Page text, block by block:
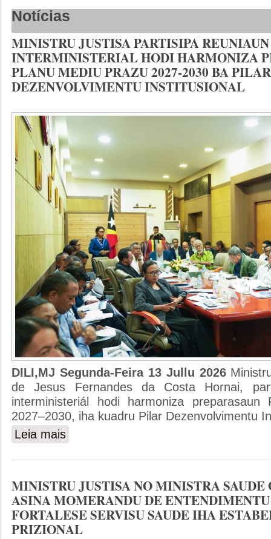
Notícias
MINISTRU JUSTISA PARTISIPA REUNIAUN
INTERMINISTERIAL HODI HARMONIZA
PLANU MEDIU PRAZU 2027-2030 BA PILAR
DEZENVOLVIMENTU INSTITUSIONAL
DILI,MJ Segunda-Feira 13 Jullu 2026
de Jesus Fernandes da Costa Hornai,
interministeriál hodi harmoniza preparasaun
2027–2030, iha kuadru Pilar Dezenvolvimentu
Leia mais
PILAR DEZENVOLVIMENTU INSTITUSIONAL
MINISTRU JUSTISA NO MINISTRA
ASINA MOMERANDU DE
FORTALESE SERVISU SAUDE IHA
PRIZIONAL